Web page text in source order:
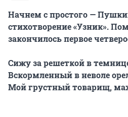
Начнем с простого —
стихотворение «Узник».
закончилось первое
Сижу за решеткой в
Вскормленный в неволе
Мой грустный товарищ,